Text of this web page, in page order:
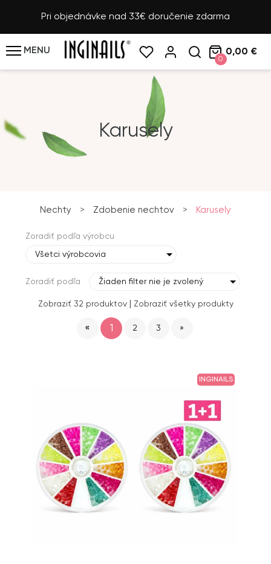
Pri objednávke nad 33€ doručenie zdarma
MENU
0
0,00 €
Karusely
Nechty > Zdobenie nechtov > Karusely
Zoradiť podľa výrobcu
Všetci výrobcovia
Zoradiť podľa Žiaden filter nie je zvolený
Zobraziť 32 produktov| Zobraziť všetky produkty
« 1 2 3 »
INGINAILS